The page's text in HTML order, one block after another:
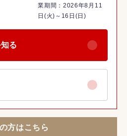
業期間：2026年8月11
日(火)～16日(日)
る
方はこちら